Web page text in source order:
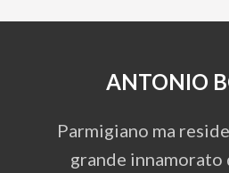
ANTONIO
Parmigiano ma
grande innamorato